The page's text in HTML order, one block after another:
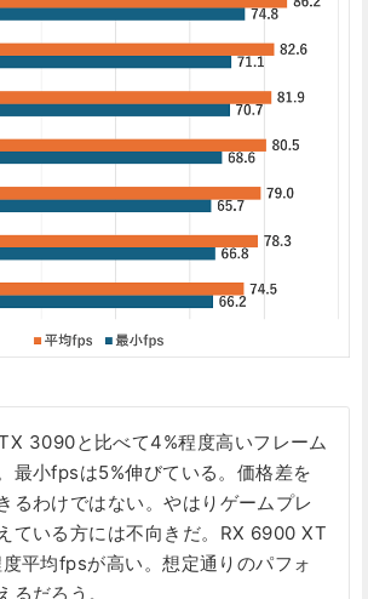
3090と比べて4%程度高いフレーム
最小fpsは5%伸びている。価格差を
るわけではない。やはりゲームプレ
ている方には不向きだ。RX 6900 XT
平均fpsが高い。想定通りのパフォ
るだろう。